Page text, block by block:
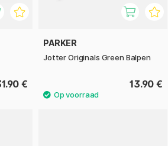
€
PARKER
Jotter Originals Green Balpen
13.90 €